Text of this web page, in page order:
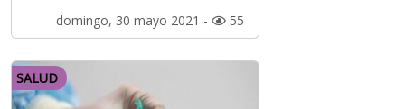
domingo, 30 mayo 2021 - 55
SALUD